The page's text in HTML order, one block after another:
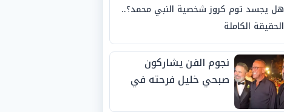
هل يجسد توم كروز شخصية النبي محمد؟..
الحقيقة الكاملة
نجوم الفن يشاركون
صبحي خليل فرحته في